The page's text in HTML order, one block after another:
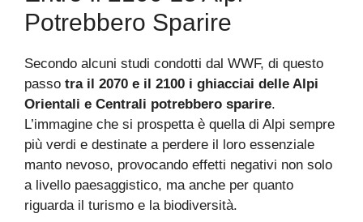
Potrebbero Sparire
Secondo alcuni studi condotti dal WWF, di questo
passo tra il 2070 e il 2100 i ghiacciai delle Alpi
Orientali e Centrali potrebbero sparire.
L’immagine che si prospetta è quella di Alpi sempre
più verdi e destinate a perdere il loro essenziale
manto nevoso, provocando effetti negativi non solo
a livello paesaggistico, ma anche per quanto
riguarda il turismo e la biodiversità.